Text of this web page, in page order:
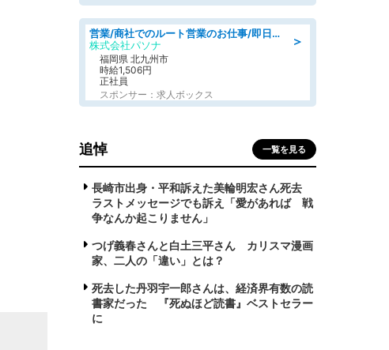
＞
営業/商社でのルート営業のお仕事/即日勤務可/車通勤可/営業
株式会社パソナ
福岡県 北九州市
時給1,506円
正社員
スポンサー：求人ボックス
追悼 一覧を見る
長崎市出身・平和訴えた美輪明宏さん死去
ラストメッセージでも訴え「愛があれば 戦
争なんか起こりません」
つげ義春さんと白土三平さん カリスマ漫画
家、二人の「違い」とは？
死去した丹羽宇一郎さんは、経済界有数の読
書家だった 『死ぬほど読書』ベストセラー
に